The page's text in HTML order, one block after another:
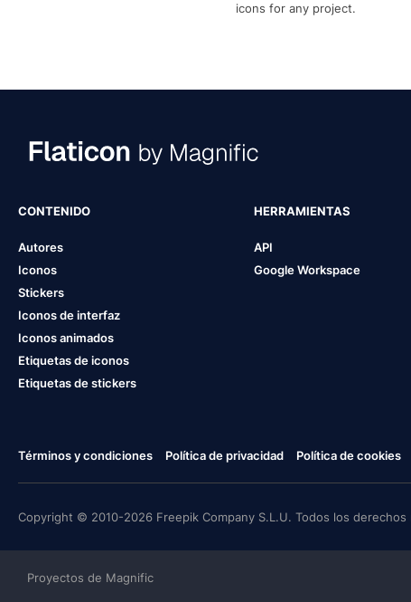
icons for any project.
CONTENIDO
Autores
Iconos
Stickers
Iconos de interfaz
Iconos animados
Etiquetas de iconos
Etiquetas de stickers
HERRAMIENTAS
API
Google Workspace
Términos y condiciones Política de privacidad Política de cookies
Copyright © 2010-2026 Freepik Company S.L.U. Todos los derechos
Proyectos de Magnific